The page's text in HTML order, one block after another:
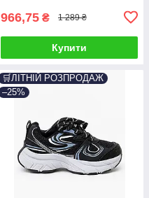
966,75 ₴ 1 289 ₴
Купити
🛒ЛІТНІЙ РОЗПРОДАЖ
–25%